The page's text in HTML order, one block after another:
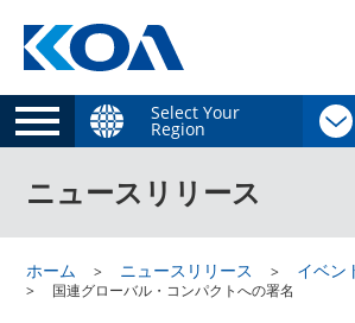
Select Your
Region
ニュースリリース
ホーム ニュースリリース イベン
国連グローバル・コンパクトへの署名